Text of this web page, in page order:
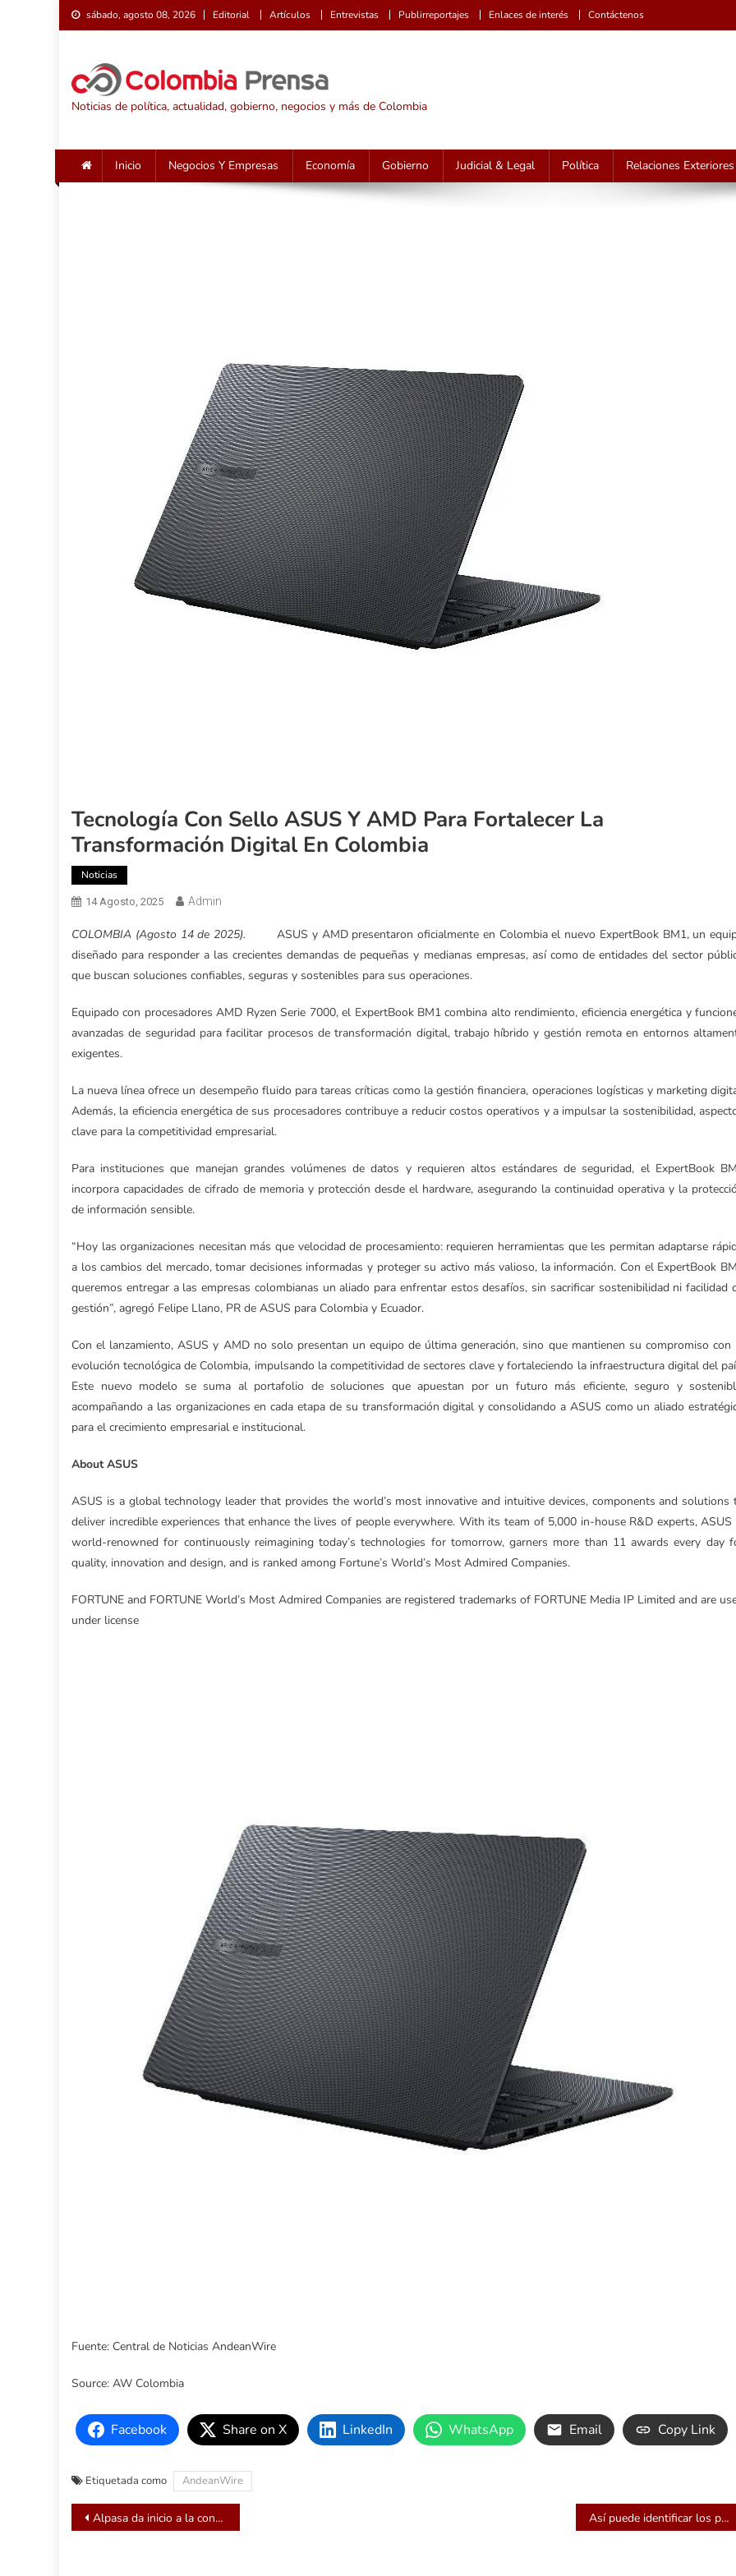
Saltar
al
sábado, agosto 08, 2026 Editorial Artículos Entrevistas Publirreportajes Enlaces de interés Contáctenos
Noticias de política, actualidad, gobierno, negocios y más de Colombia
Inicio Negocios Y Empresas Economía Gobierno Judicial & Legal Política Relaciones Exteriores
Tecnología Con Sello ASUS Y AMD Para Fortalecer La
Transformación Digital En Colombia
Noticias
14 Agosto, 2025 Admin
COLOMBIA (Agosto 14 de 2025). ASUS y AMD presentaron oficialmente en Colombia el nuevo ExpertBook BM1, un
diseñado para responder a las crecientes demandas de pequeñas y medianas empresas, así como de entidades del sector
que buscan soluciones confiables, seguras y sostenibles para sus operaciones.
Equipado con procesadores AMD Ryzen Serie 7000, el ExpertBook BM1 combina alto rendimiento, eficiencia energética y
avanzadas de seguridad para facilitar procesos de transformación digital, trabajo híbrido y gestión remota en entornos
exigentes.
La nueva línea ofrece un desempeño fluido para tareas críticas como la gestión financiera, operaciones logísticas y marketing
Además, la eficiencia energética de sus procesadores contribuye a reducir costos operativos y a impulsar la sostenibilidad,
clave para la competitividad empresarial.
Para instituciones que manejan grandes volúmenes de datos y requieren altos estándares de seguridad, el ExpertBook
incorpora capacidades de cifrado de memoria y protección desde el hardware, asegurando la continuidad operativa y la
de información sensible.
“Hoy las organizaciones necesitan más que velocidad de procesamiento: requieren herramientas que les permitan adaptarse
a los cambios del mercado, tomar decisiones informadas y proteger su activo más valioso, la información. Con el ExpertBook
queremos entregar a las empresas colombianas un aliado para enfrentar estos desafíos, sin sacrificar sostenibilidad ni facilidad
gestión”, agregó Felipe Llano, PR de ASUS para Colombia y Ecuador.
Con el lanzamiento, ASUS y AMD no solo presentan un equipo de última generación, sino que mantienen su compromiso con
evolución tecnológica de Colombia, impulsando la competitividad de sectores clave y fortaleciendo la infraestructura digital del
Este nuevo modelo se suma al portafolio de soluciones que apuestan por un futuro más eficiente, seguro y
acompañando a las organizaciones en cada etapa de su transformación digital y consolidando a ASUS como un aliado
para el crecimiento empresarial e institucional.
About ASUS
ASUS is a global technology leader that provides the world’s most innovative and intuitive devices, components and solutions
deliver incredible experiences that enhance the lives of people everywhere. With its team of 5,000 in-house R&D experts, ASUS
world-renowned for continuously reimagining today’s technologies for tomorrow, garners more than 11 awards every day
quality, innovation and design, and is ranked among Fortune’s World’s Most Admired Companies.
FORTUNE and FORTUNE World’s Most Admired Companies are registered trademarks of FORTUNE Media IP Limited and are
under license
Fuente: Central de Noticias AndeanWire
Source: AW Colombia
Facebook Share on X LinkedIn WhatsApp Email Copy Link
Etiquetada como AndeanWire
Navegación
Alpasa da inicio a la construcción de su Bodega No. 20 y suma 3 000 m² a su capacidad de almacenamiento Así puede identificar los puntos de carga y planear su viaje en un carro eléctrico